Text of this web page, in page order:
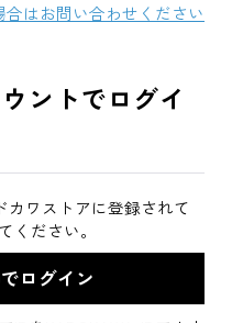
はお問い合わせください
ントでログイ
カワストアに登録されて
ください。